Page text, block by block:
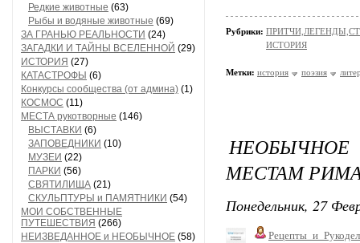
Редкие животные (63)
Рыбы и водяные животные (69)
ЗА ГРАНЬЮ РЕАЛЬНОСТИ (24)
ЗАГАДКИ И ТАЙНЫ ВСЕЛЕННОЙ (29)
ИСТОРИЯ (27)
КАТАСТРОФЫ (6)
Конкурсы сообщества (от админа) (1)
КОСМОС (11)
МЕСТА рукотворные (146)
ВЫСТАВКИ (6)
ЗАПОВЕДНИКИ (10)
МУЗЕИ (22)
ПАРКИ (56)
СВЯТИЛИЩА (21)
СКУЛЬПТУРЫ и ПАМЯТНИКИ (54)
МОИ СОБСТВЕННЫЕ
ПУТЕШЕСТВИЯ (266)
НЕИЗВЕДАННОЕ и НЕОБЫЧНОЕ (58)
Рубрики:
ИСТОРИЯ
Метки: история поэзия
МЕСТАМ
Понедельник, 27